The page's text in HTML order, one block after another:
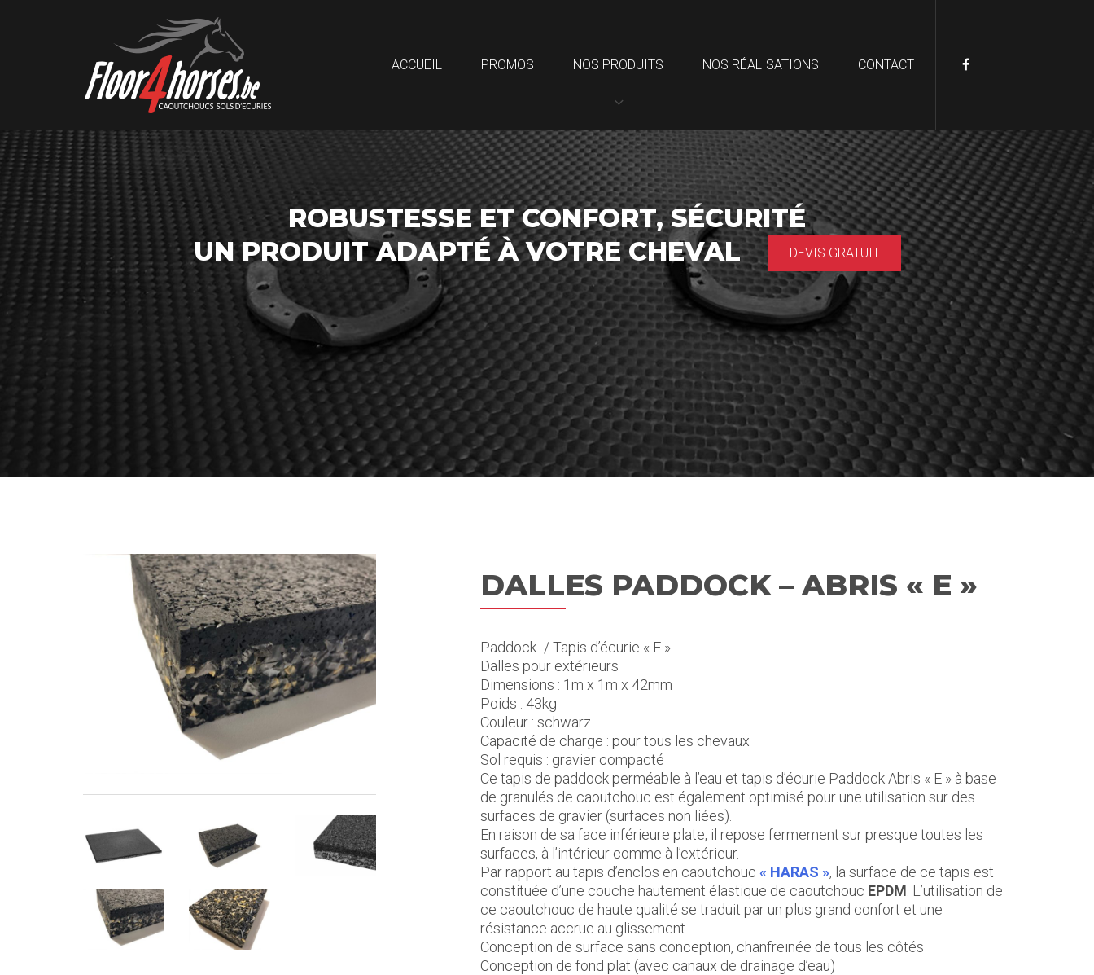
ACCUEIL PROMOS NOS PRODUITS NOS RÉALISATIONS CONTACT
ROBUSTESSE ET CONFORT, SÉCURITÉ
UN PRODUIT ADAPTÉ À VOTRE CHEVAL
DEVIS GRATUIT
DALLES PADDOCK – ABRIS « E »
Paddock- / Tapis d’écurie « E »
Dalles pour extérieurs
Dimensions : 1m x 1m x 42mm
Poids : 43kg
Couleur : schwarz
Capacité de charge : pour tous les chevaux
Sol requis : gravier compacté
Ce tapis de paddock perméable à l’eau et tapis d’écurie Paddock Abris « E » à base
de granulés de caoutchouc est également optimisé pour une utilisation sur des
surfaces de gravier (surfaces non liées).
En raison de sa face inférieure plate, il repose fermement sur presque toutes les
surfaces, à l’intérieur comme à l’extérieur.
Par rapport au tapis d’enclos en caoutchouc « HARAS », la surface de ce tapis est
constituée d’une couche hautement élastique de caoutchouc EPDM . L’utilisation de
ce caoutchouc de haute qualité se traduit par un plus grand confort et une
résistance accrue au glissement.
Conception de surface sans conception, chanfreinée de tous les côtés
Conception de fond plat (avec canaux de drainage d’eau)